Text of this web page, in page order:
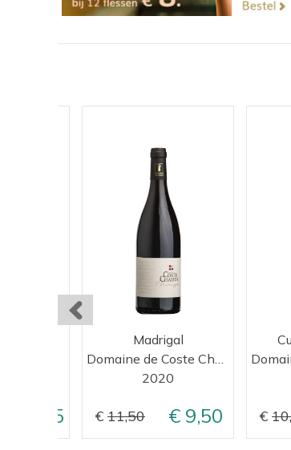
10,95
Madrigal
2020
11,50 9,50